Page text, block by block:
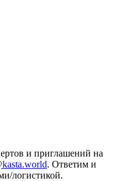
и приглашений на
. Ответим и
логистикой.